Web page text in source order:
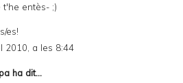
t'he entès- ;)
es!
2010, a les 8:44
ha dit...